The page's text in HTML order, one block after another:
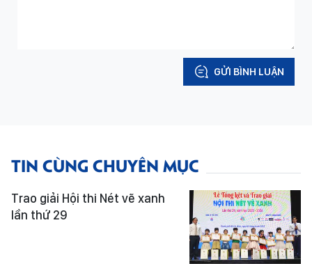
GỬI BÌNH LUẬN
TIN CÙNG CHUYÊN MỤC
Trao giải Hội thi Nét vẽ xanh
lần thứ 29